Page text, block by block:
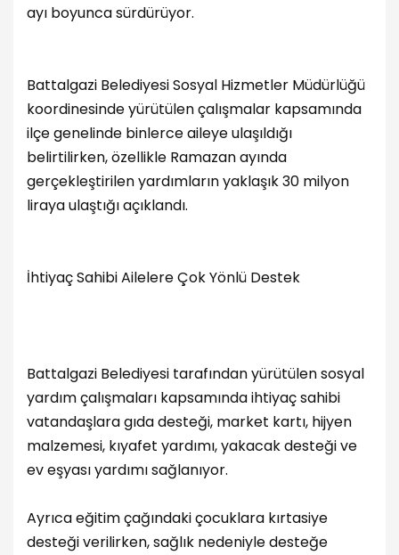
ayı boyunca sürdürüyor.
Battalgazi Belediyesi Sosyal Hizmetler Müdürlüğü
koordinesinde yürütülen çalışmalar kapsamında
ilçe genelinde binlerce aileye ulaşıldığı
belirtilirken, özellikle Ramazan ayında
gerçekleştirilen yardımların yaklaşık 30 milyon
liraya ulaştığı açıklandı.
İhtiyaç Sahibi Ailelere Çok Yönlü Destek
Battalgazi Belediyesi tarafından yürütülen sosyal
yardım çalışmaları kapsamında ihtiyaç sahibi
vatandaşlara gıda desteği, market kartı, hijyen
malzemesi, kıyafet yardımı, yakacak desteği ve
ev eşyası yardımı sağlanıyor.
Ayrıca eğitim çağındaki çocuklara kırtasiye
desteği verilirken, sağlık nedeniyle desteğe